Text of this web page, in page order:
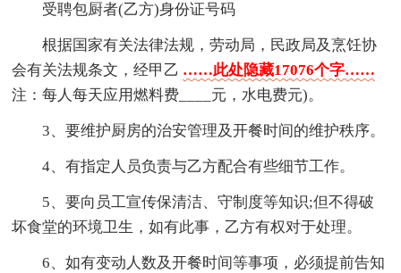
受聘包厨者(乙方)身份证号码
根据国家有关法律法规，劳动局，民政局及烹饪协
会有关法规条文，经甲乙 ……此处隐藏17076个字……
注：每人每天应用燃料费____元，水电费元)。
3、要维护厨房的治安管理及开餐时间的维护秩序。
4、有指定人员负责与乙方配合有些细节工作。
5、要向员工宣传保清洁、守制度等知识;但不得破
坏食堂的环境卫生，如有此事，乙方有权对于处理。
6、如有变动人数及开餐时间等事项，必须提前告知